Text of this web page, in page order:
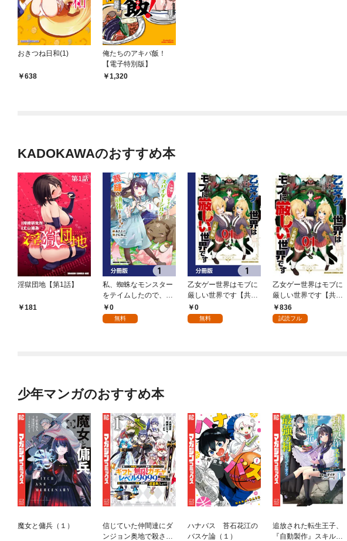
おきつね日和(1)
638
俺たちのアキバ飯！
【電子特別版】
1,320
KADOKAWAのおすすめ本
淫獄団地【第1話】
181
私、蜘蛛なモンスター
をテイムしたので、ス
パイダーシルクで裁縫
を頑張ります！【分冊
0
無料
乙女ゲー世界はモブに
厳しい世界です【共和
国編】【分冊版】 1
0
無料
乙女ゲー世界はモブに
厳しい世界です【共和
国編】 ０１
836
試読フル
少年マンガのおすすめ本
魔女と傭兵（１）
信じていた仲間達にダ
ンジョン奥地で殺され
ハナバス 苔石花江の
バスケ論（１）
追放された転生王子、
『自動製作』スキルで